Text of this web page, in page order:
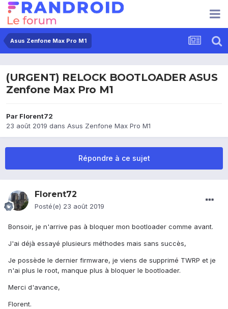
Asus Zenfone Max Pro M1
(URGENT) RELOCK BOOTLOADER ASUS
Zenfone Max Pro M1
Par Florent72
23 août 2019 dans Asus Zenfone Max Pro M1
Répondre à ce sujet
Florent72
Posté(e) 23 août 2019
Bonsoir, je n'arrive pas à bloquer mon bootloader comme avant.
J'ai déjà essayé plusieurs méthodes mais sans succès,
Je possède le dernier firmware, je viens de supprimé TWRP et je
n'ai plus le root, manque plus à bloquer le bootloader.
Merci d'avance,
Florent.